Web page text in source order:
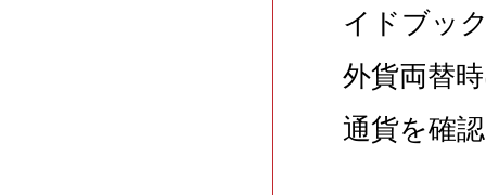
イドブッ
外貨両替
通貨を確